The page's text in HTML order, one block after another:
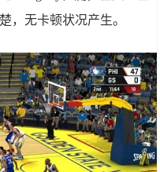
，无卡顿状况产生。